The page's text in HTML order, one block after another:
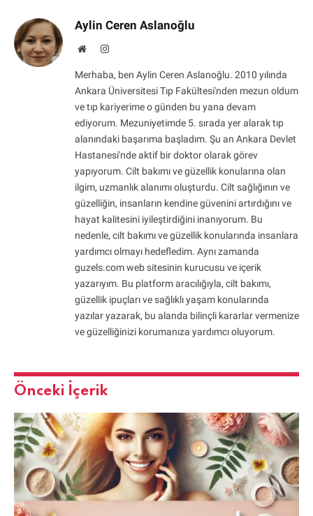
Aylin Ceren Aslanoğlu
WebsiteInstagram
Merhaba, ben Aylin Ceren Aslanoğlu. 2010 yılında
Ankara Üniversitesi Tıp Fakültesi'nden mezun oldum
ve tıp kariyerime o günden bu yana devam
ediyorum. Mezuniyetimde 5. sırada yer alarak tıp
alanındaki başarıma başladım. Şu an Ankara Devlet
Hastanesi'nde aktif bir doktor olarak görev
yapıyorum. Cilt bakımı ve güzellik konularına olan
ilgim, uzmanlık alanımı oluşturdu. Cilt sağlığının ve
güzelliğin, insanların kendine güvenini artırdığını ve
hayat kalitesini iyileştirdiğini inanıyorum. Bu
nedenle, cilt bakımı ve güzellik konularında insanlara
yardımcı olmayı hedefledim. Aynı zamanda
guzels.com web sitesinin kurucusu ve içerik
yazarıyım. Bu platform aracılığıyla, cilt bakımı,
güzellik ipuçları ve sağlıklı yaşam konularında
yazılar yazarak, bu alanda bilinçli kararlar vermenize
ve güzelliğinizi korumanıza yardımcı oluyorum.
Önceki İçerik